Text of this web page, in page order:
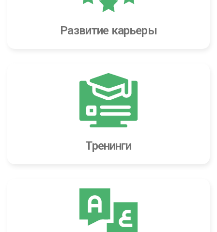
Развитие карьеры
Тренинги